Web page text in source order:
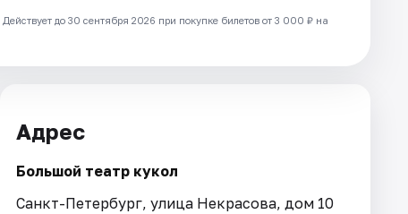
Действует до 30 сентября 2026 при покупке билетов от 3 000 ₽ на
Адрес
Большой театр кукол
Санкт-Петербург, улица Некрасова, дом 10